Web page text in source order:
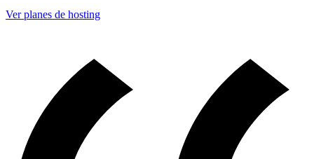
Ver planes de hosting